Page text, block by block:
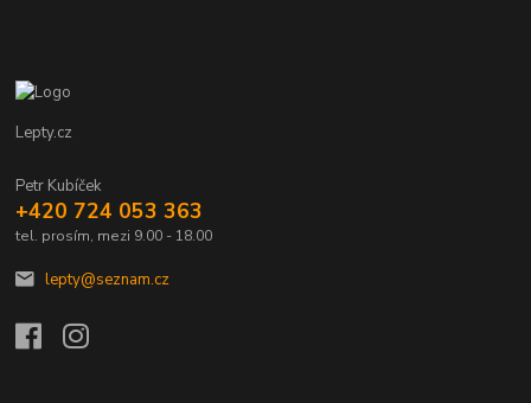
Lepty.cz
Petr Kubíček
+420 724 053 363
tel. prosím, mezi 9.00 - 18.00
lepty@seznam.cz